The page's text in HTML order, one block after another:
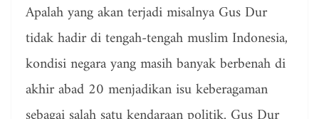
Apalah yang akan terjadi misalnya Gus Dur
tidak hadir di tengah-tengah muslim Indonesia,
kondisi negara yang masih banyak berbenah di
akhir abad 20 menjadikan isu keberagaman